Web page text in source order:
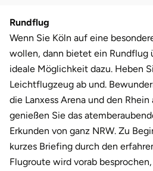
Rundflug
Wenn Sie Köln auf eine
wollen, dann bietet ein Rundflug
ideale Möglichkeit dazu. Heben
Leichtflugzeug ab und.
die Lanxess Arena und den
genießen Sie das
Erkunden von ganz NRW. Zu
kurzes Briefing durch den
Flugroute wird vorab
Dingolfing
Dorsten
Dortmund
Dresden
Duisburg